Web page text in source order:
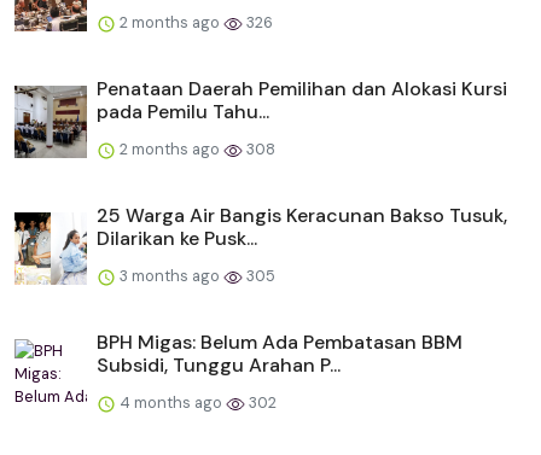
2 months ago 326
Penataan Daerah Pemilihan dan Alokasi Kursi
pada Pemilu Tahu...
2 months ago 308
25 Warga Air Bangis Keracunan Bakso Tusuk,
Dilarikan ke Pusk...
3 months ago 305
BPH Migas: Belum Ada Pembatasan BBM
Subsidi, Tunggu Arahan P...
4 months ago 302